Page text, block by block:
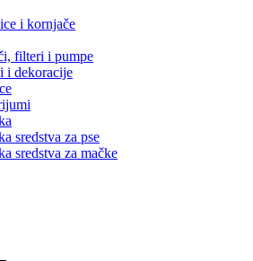
i kornjače
filteri i pumpe
i dekoracije
sredstva za pse
sredstva za mačke